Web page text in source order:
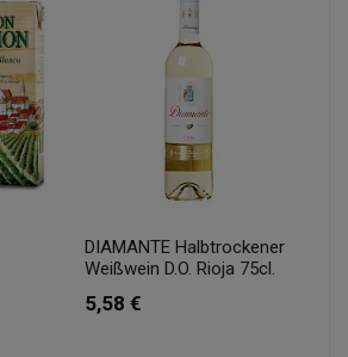
DIAMANTE Halbtrockener
Weißwein D.O. Rioja 75cl.
5,58 €